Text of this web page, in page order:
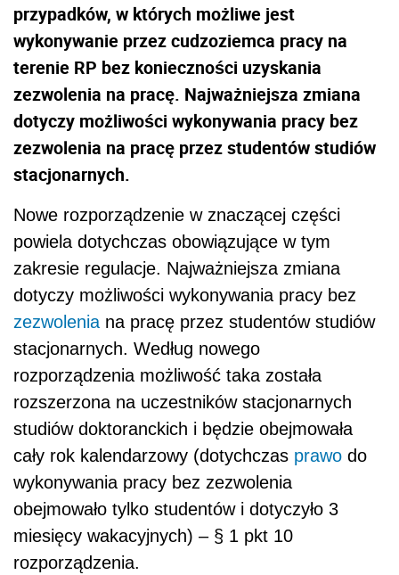
przypadków, w których możliwe jest
wykonywanie przez cudzoziemca pracy na
terenie RP bez konieczności uzyskania
zezwolenia na pracę. Najważniejsza zmiana
dotyczy możliwości wykonywania pracy bez
zezwolenia na pracę przez studentów studiów
stacjonarnych.
Nowe rozporządzenie w znaczącej części
powiela dotychczas obowiązujące w tym
zakresie regulacje. Najważniejsza zmiana
dotyczy możliwości wykonywania pracy bez
zezwolenia na pracę przez studentów studiów
stacjonarnych. Według nowego
rozporządzenia możliwość taka została
rozszerzona na uczestników stacjonarnych
studiów doktoranckich i będzie obejmowała
cały rok kalendarzowy (dotychczas prawo do
wykonywania pracy bez zezwolenia
obejmowało tylko studentów i dotyczyło 3
miesięcy wakacyjnych) – § 1 pkt 10
rozporządzenia.